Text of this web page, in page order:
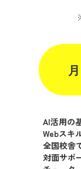
AI活用の
Webスキ
全国校舎
対面サポ